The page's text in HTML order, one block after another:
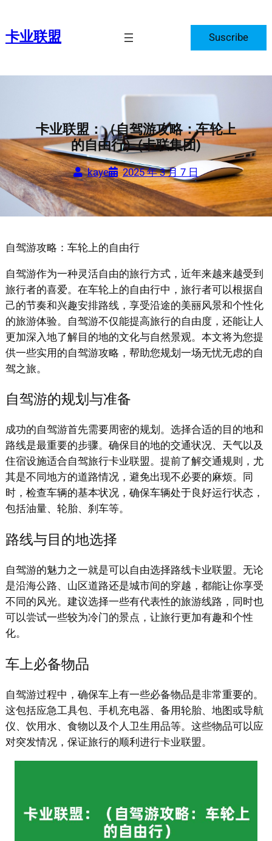
内卡业联盟 Suscribe
卡业联盟：（自驾游攻略：车轮上
的自由行）(卡联集团)
kaye 2025 年 3 月 7 日
自驾游攻略：车轮上的自由行
自驾游作为一种灵活自由的旅行方式，近年来越来越受到
旅行者的喜爱。在车轮上的自由行中，旅行者可以根据自
己的节奏和兴趣安排路线，享受沿途的美丽风景和个性化
的旅游体验。自驾游不仅能提高旅行的自由度，还能让人
更加深入地了解目的地的文化与自然景观。本文将为您提
供一些实用的自驾游攻略，帮助您规划一场无忧无虑的自
驾之旅。
自驾游的规划与准备
成功的自驾游首先需要周密的规划。选择合适的目的地和
路线是最重要的步骤。确保目的地的交通状况、天气以及
住宿设施适合自驾旅行卡业联盟。提前了解交通规则，尤
其是不同地方的道路情况，避免出现不必要的麻烦。同
时，检查车辆的基本状况，确保车辆处于良好运行状态，
包括油量、轮胎、刹车等。
路线与目的地选择
自驾游的魅力之一就是可以自由选择路线卡业联盟。无论
是沿海公路、山区道路还是城市间的穿越，都能让你享受
不同的风光。建议选择一些有代表性的旅游线路，同时也
可以尝试一些较为冷门的景点，让旅行更加有趣和个性
化。
车上必备物品
自驾游过程中，确保车上有一些必备物品是非常重要的。
这包括应急工具包、手机充电器、备用轮胎、地图或导航
仪、饮用水、食物以及个人卫生用品等。这些物品可以应
对突发情况，保证旅行的顺利进行卡业联盟。